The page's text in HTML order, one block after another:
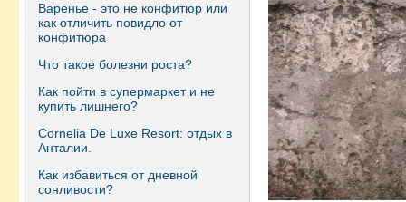
Варенье - это не конфитюр или
как отличить повидло от
конфитюра
Что такое болезни роста?
Как пойти в супермаркет и не
купить лишнего?
Сornelia De Luxe Resort: отдых в
Анталии.
Как избавиться от дневной
сонливости?